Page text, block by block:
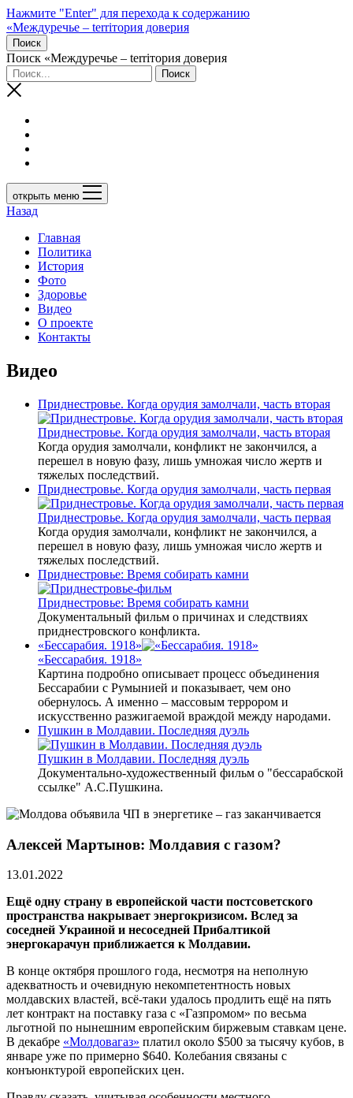
Нажмите "Enter" для перехода к содержанию
«Междуречье – terriтория доверия
Поиск
Поиск «Междуречье – terriтория доверия
открыть меню
Назад
Главная
Политика
История
Фото
Здоровье
Видео
О проекте
Контакты
Видео
Приднестровье. Когда орудия замолчали, часть вторая
Приднестровье. Когда орудия замолчали, часть вторая
Когда орудия замолчали, конфликт не закончился, а
перешел в новую фазу, лишь умножая число жертв и
тяжелых последствий.
Приднестровье. Когда орудия замолчали, часть первая
Приднестровье. Когда орудия замолчали, часть первая
Когда орудия замолчали, конфликт не закончился, а
перешел в новую фазу, лишь умножая число жертв и
тяжелых последствий.
Приднестровье: Время собирать камни
Приднестровье: Время собирать камни
Документальный фильм о причинах и следствиях
приднестровского конфликта.
«Бессарабия. 1918»
«Бессарабия. 1918»
Картина подробно описывает процесс объединения
Бессарабии с Румынией и показывает, чем оно
обернулось. А именно – массовым террором и
искусственно разжигаемой враждой между народами.
Пушкин в Молдавии. Последняя дуэль
Пушкин в Молдавии. Последняя дуэль
Документально-художественный фильм о "бессарабской
ссылке" А.С.Пушкина.
Алексей Мартынов: Молдавия с газом?
13.01.2022
Ещё одну страну в европейской части постсоветского
пространства накрывает энергокризисом. Вслед за
соседней Украиной и несоседней Прибалтикой
энергокарачун приближается к Молдавии.
В конце октября прошлого года, несмотря на неполную
адекватность и очевидную некомпетентность новых
молдавских властей, всё-таки удалось продлить ещё на пять
лет контракт на поставку газа с «Газпромом» по весьма
льготной по нынешним европейским биржевым ставкам цене.
В декабре «Молдовагаз» платил около $500 за тысячу кубов, в
январе уже по примерно $640. Колебания связаны с
конъюнктурой европейских цен.